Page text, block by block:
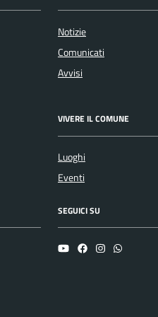
Notizie
Comunicati
Avvisi
VIVERE IL COMUNE
Luoghi
Eventi
SEGUICI SU
YouTubeFacebookInstagramWhatsapp